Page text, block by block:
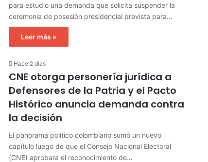
para estudio una demanda que solicita suspender la
ceremonia de posesión presidencial prevista para…
Leer más »
Hace 2 días
CNE otorga personería jurídica a
Defensores de la Patria y el Pacto
Histórico anuncia demanda contra
la decisión
El panorama político colombiano sumó un nuevo
capítulo luego de que el Consejo Nacional Electoral
(CNE) aprobara el reconocimiento de…